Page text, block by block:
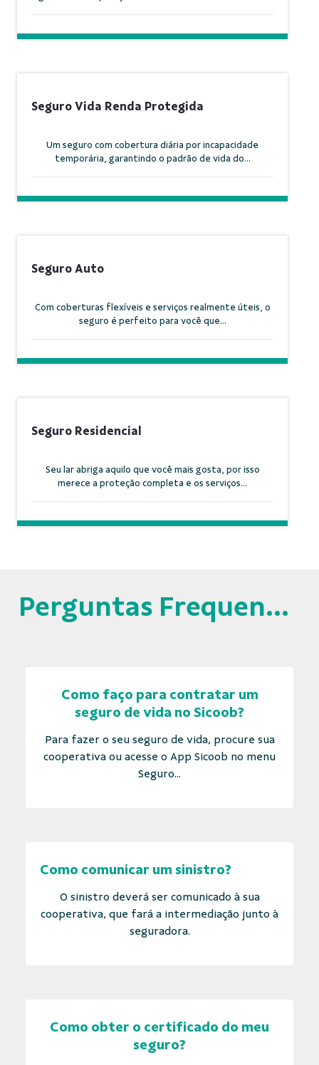
Seguro Vida Renda Protegida
Um seguro com cobertura diária por incapacidade
temporária, garantindo o padrão de vida do...
Seguro Auto
Com coberturas flexíveis e serviços realmente úteis, o
seguro é perfeito para você que...
Seguro Residencial
Seu lar abriga aquilo que você mais gosta, por isso
merece a proteção completa e os serviços...
Perguntas Frequentes
Como faço para contratar um
seguro de vida no Sicoob?
Para fazer o seu seguro de vida, procure sua
cooperativa ou acesse o App Sicoob no menu
Seguro...
Como comunicar um sinistro?
O sinistro deverá ser comunicado à sua
cooperativa, que fará a intermediação junto à
seguradora.
Como obter o certificado do meu
seguro?